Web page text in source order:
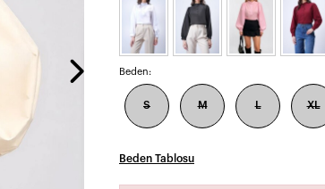
Beden:
S M L XL
Beden Tablosu